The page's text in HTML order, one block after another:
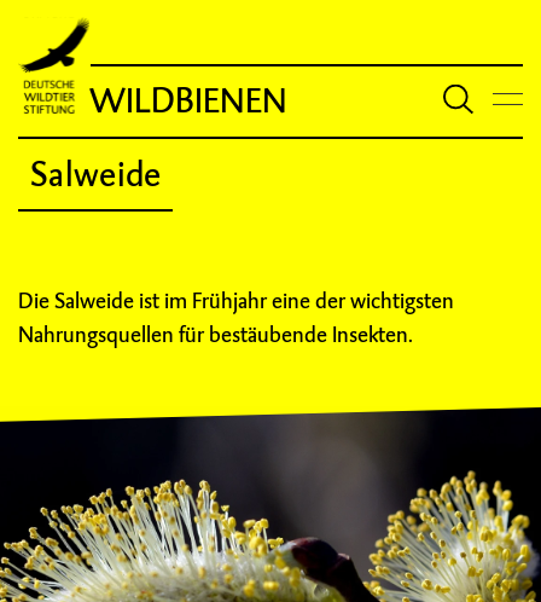
WILDBIENEN
Salweide
Die Salweide ist im Frühjahr eine der wichtigsten
Nahrungsquellen für bestäubende Insekten.